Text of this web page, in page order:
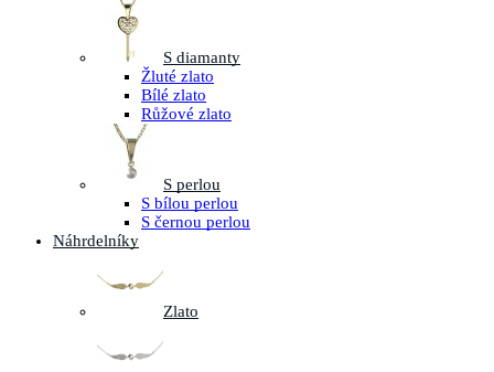
S diamanty
Žluté zlato
Bílé zlato
Růžové zlato
S perlou
S bílou perlou
S černou perlou
Náhrdelníky
Zlato